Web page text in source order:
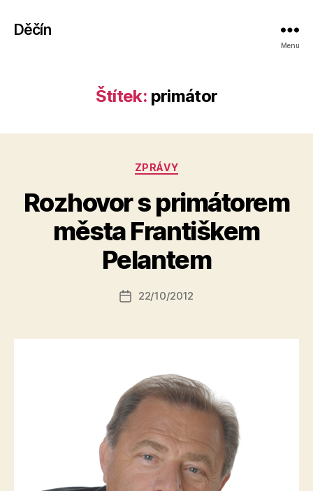
Děčín
Menu
Štítek: primátor
Rubriky
ZPRÁVY
Rozhovor s primátorem
města Františkem
Pelantem
Autor
příspěvku
u
o
a
s
Datum
22/10/2012